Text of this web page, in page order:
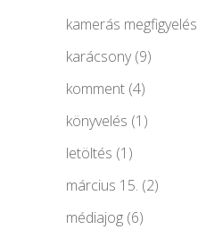
kamerás megfigyelés
karácsony(9)
komment (4)
könyvelés (1)
letöltés (1)
március 15. (2)
médiajog (6)